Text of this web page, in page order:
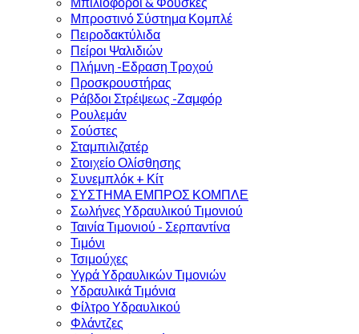
Μπροστινό Σύστημα Κομπλέ
Πειροδακτύλιδα
Πείροι Ψαλιδιών
Πλήμνη -Εδραση Τροχού
Προσκρουστήρας
Ράβδοι Στρέψεως -Ζαμφόρ
Ρουλεμάν
Σούστες
Σταμπιλιζατέρ
Στοιχείο Ολίσθησης
Συνεμπλόκ + Κίτ
ΣΥΣΤΗΜΑ ΕΜΠΡΟΣ ΚΟΜΠΛΕ
Σωλήνες Υδραυλικού Τιμονιού
Ταινία Τιμονιού - Σερπαντίνα
Τιμόνι
Τσιμούχες
Υγρά Υδραυλικών Τιμονιών
Υδραυλικά Τιμόνια
Φίλτρο Υδραυλικού
Φλάντζες